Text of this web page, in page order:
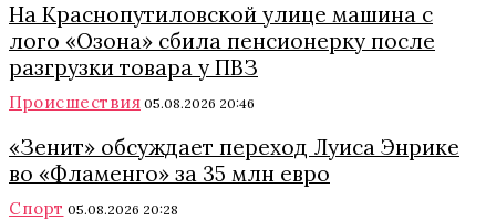
На Краснопутиловской улице машина с
лого «Озона» сбила пенсионерку после
разгрузки товара у ПВЗ
Происшествия 05.08.2026 20:46
«Зенит» обсуждает переход Луиса Энрике
во «Фламенго» за 35 млн евро
Спорт 05.08.2026 20:28